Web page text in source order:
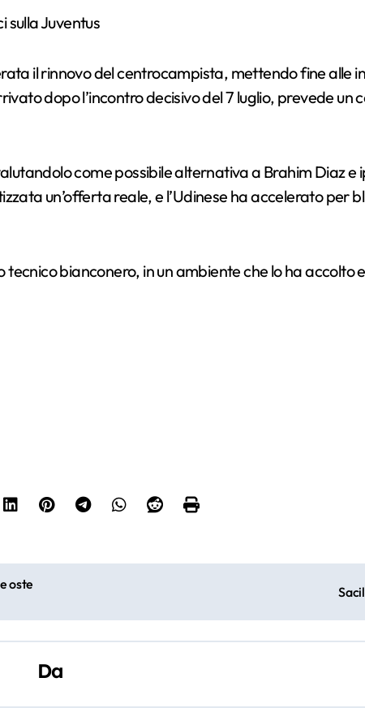
sulla Juventus
il rinnovo del centrocampista, mettendo fine alle
dopo l’incontro decisivo del 7 luglio, prevede un
come possibile alternativa a Brahim Diaz e
un’offerta reale, e l’Udinese ha accelerato per
bianconero, in un ambiente che lo ha accolto
oste
Da